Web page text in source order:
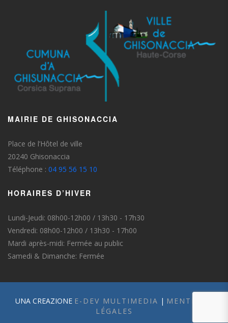
MAIRIE DE GHISONACCIA
Place de l’Hôtel de ville
20240 Ghisonaccia
Téléphone : 04 95 56 15 10
HORAIRES D’HIVER
Lundi-Jeudi: 08h00-12h00 / 13h30 - 17h30
Vendredi: 08h00-12h00 / 13h30 - 17h00
Mardi après-midi: Fermée au public
Samedi & Dimanche: Fermée
UNA CREAZIONE E-DEV MULTIMEDIA | MENTIONS
LÉGALES